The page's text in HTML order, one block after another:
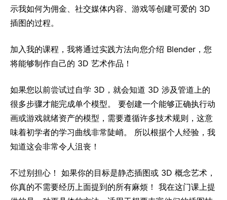
示我如何为佣金、社交媒体内容、游戏等创建可爱的 3D
插图的过程。
加入我的课程，我将通过实践方法向您介绍 Blender，您
将能够制作自己的 3D 艺术作品！
如果您以前尝试过自学 3D，就会知道 3D 涉及管道上的
很多步骤才能完成单个模型。 要创建一个能够正确执行动
画或游戏就绪资产的模型，需要遵循许多技术规则，这意
味着初学者的学习曲线非常陡峭。 所以根据个人经验，我
知道这会非常令人沮丧！
不过别担心！ 如果你的目标是静态插图或 3D 概念艺术，
你真的不需要经历上面提到的所有麻烦！ 我在这门课上提